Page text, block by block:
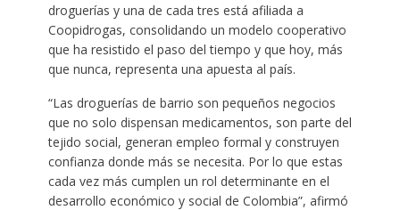
droguerías y una de cada tres está afiliada a
Coopidrogas, consolidando un modelo cooperativo
que ha resistido el paso del tiempo y que hoy, más
que nunca, representa una apuesta al país.
“Las droguerías de barrio son pequeños negocios
que no solo dispensan medicamentos, son parte del
tejido social, generan empleo formal y construyen
confianza donde más se necesita. Por lo que estas
cada vez más cumplen un rol determinante en el
desarrollo económico y social de Colombia”, afirmó